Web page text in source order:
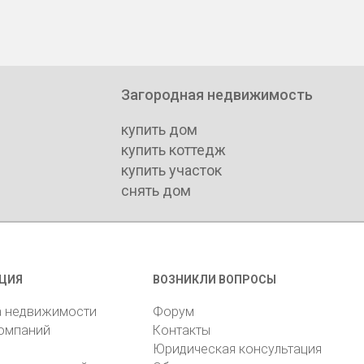
Загородная недвижимость
купить дом
купить коттедж
купить участок
снять дом
недвижимости
ВОЗНИКЛИ ВОПРОСЫ
Форум
Контакты
Юридическая консультация